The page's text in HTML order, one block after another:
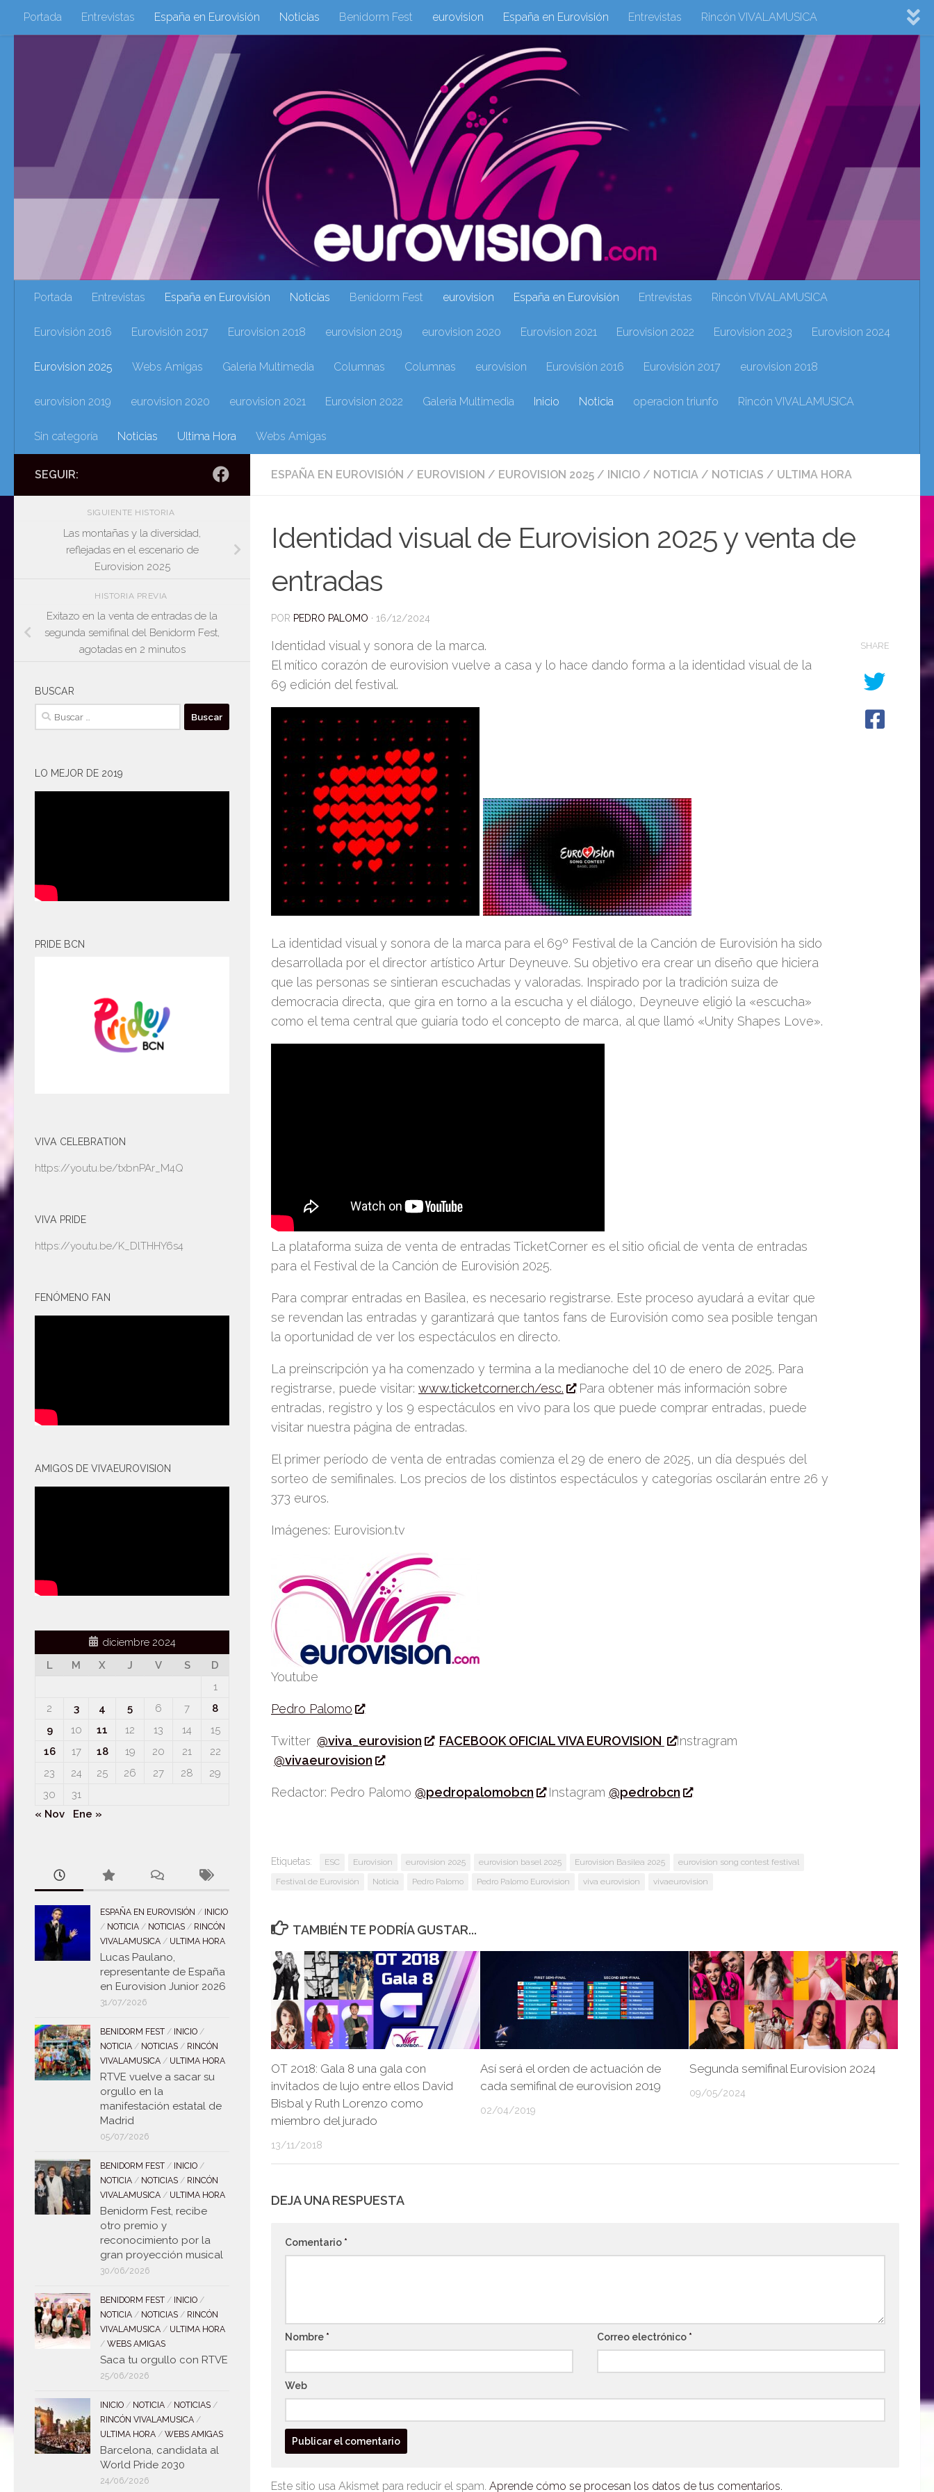
Saltar al contenido
Portada Entrevistas España en Eurovisión Noticias Benidorm Fest eurovision España en Eurovisión Entrevistas Rincón VIVALAMUSICA
Eurovisión 2016 Eurovisión 2017 Eurovision 2018 eurovision 2020 Eurovision 2021 Eurovision 2024
Eurovision 2025 Webs Amigas Galeria Multimedia Columnas Columnas eurovision Eurovisión 2016 eurovision 2018 eurovision 2019
eurovision 2020 eurovision 2021 Eurovision 2022 Galeria Multimedia Inicio Noticia operacion triunfo Rincón VIVALAMUSICA Sin categoría Noticias
Ultima Hora Webs Amigas
Portada Entrevistas España en Eurovisión Noticias Benidorm Fest eurovision España en Eurovisión Entrevistas Rincón VIVALAMUSICA
Eurovisión 2016 Eurovisión 2017 Eurovision 2018 eurovision 2019 eurovision 2020 Eurovision 2021 Eurovision 2022 Eurovision 2023 Eurovision 2024
Eurovision 2025 Webs Amigas Galeria Multimedia Columnas Columnas eurovision Eurovisión 2016 Eurovisión 2017 eurovision 2018
eurovision 2019 eurovision 2020 eurovision 2021 Eurovision 2022 Galeria Multimedia Inicio Noticia operacion triunfo Rincón VIVALAMUSICA
Sin categoría Noticias Ultima Hora Webs Amigas
ESPAÑA EN EUROVISIÓN / EUROVISION / EUROVISION 2025 / INICIO / NOTICIA / NOTICIAS / ULTIMA HORA
Identidad visual de Eurovision 2025 y venta de
entradas
POR PEDRO PALOMO · 16/12/2024
Identidad visual y sonora de la marca.
El mítico corazón de eurovision vuelve a casa y lo hace dando forma a la identidad visual de la
69 edición del festival.
La identidad visual y sonora de la marca para el 69º Festival de la Canción de Eurovisión ha sido
desarrollada por el director artístico Artur Deyneuve. Su objetivo era crear un diseño que hiciera
que las personas se sintieran escuchadas y valoradas. Inspirado por la tradición suiza de
democracia directa, que gira en torno a la escucha y el diálogo, Deyneuve eligió la «escucha»
como el tema central que guiaría todo el concepto de marca, al que llamó «Unity Shapes Love».
La plataforma suiza de venta de entradas TicketCorner es el sitio oficial de venta de entradas
para el Festival de la Canción de Eurovisión 2025.
Para comprar entradas en Basilea, es necesario registrarse. Este proceso ayudará a evitar que
se revendan las entradas y garantizará que tantos fans de Eurovisión como sea posible tengan
la oportunidad de ver los espectáculos en directo.
La preinscripción ya ha comenzado y termina a la medianoche del 10 de enero de 2025. Para
registrarse, puede visitar: www.ticketcorner.ch/esc.
Para obtener más información sobre
entradas, registro y los 9 espectáculos en vivo para los que puede comprar entradas, puede
visitar nuestra página de entradas.
El primer período de venta de entradas comienza el 29 de enero de 2025, un día después del
sorteo de semifinales. Los precios de los distintos espectáculos y categorías oscilarán entre 26 y
373 euros.
Imágenes: Eurovision.tv
Youtube
Pedro Palomo
Twitter @viva_eurovision FACEBOOK OFICIAL VIVA EUROVISION
Instragram
@vivaeurovision
Redactor: Pedro Palomo @pedropalomobcn Instagram @pedrobcn
SHARE
Etiquetas: ESC Eurovision eurovision 2025 eurovision basel 2025 Eurovision Basilea 2025
eurovision song contest festival
Festival de Eurovisión
Noticia Pedro Palomo Pedro Palomo Eurovision viva eurovision vivaeurovision
TAMBIÉN TE PODRÍA GUSTAR...
OT 2018: Gala 8 una gala con
invitados de lujo entre ellos David
Bisbal y Ruth Lorenzo como
miembro del jurado
13/11/2018
Así será el orden de actuación de
cada semifinal de eurovision 2019
02/04/2019
Segunda semifinal Eurovision 2024
09/05/2024
DEJA UNA RESPUESTA
Comentario *
Nombre * Correo electrónico *
Web
Este sitio usa Akismet para reducir el spam. Aprende cómo se procesan los datos de tus comentarios.
SEGUIR:
SIGUIENTE HISTORIA
Las montañas y la diversidad,
reflejadas en el escenario de
Eurovision 2025
HISTORIA PREVIA
Exitazo en la venta de entradas de la
segunda semifinal del Benidorm Fest,
agotadas en 2 minutos
BUSCAR
Buscar:
LO MEJOR DE 2019
PRIDE BCN
VIVA CELEBRATION
https://youtu.be/txbnPAr_M4Q
VIVA PRIDE
https://youtu.be/K_DlTHHY6s4
FENÓMENO FAN
AMIGOS DE VIVAEUROVISION
diciembre 2024
L
M X J V S
D
1
2
3 4 5 6 7
8
9
10 11 12 13 14
15
16
17 18 19 20 21
22
23
24 25 26 27 28
29
30
31
« Nov
Ene »
ESPAÑA EN EUROVISIÓN / INICIO
/ NOTICIA / NOTICIAS / RINCÓN
VIVALAMUSICA / ULTIMA HORA
Lucas Paulano,
representante de España
en Eurovision Junior 2026
31/07/2026
BENIDORM FEST / INICIO /
NOTICIA / NOTICIAS / RINCÓN
VIVALAMUSICA / ULTIMA HORA
RTVE vuelve a sacar su
orgullo en la
manifestación estatal de
Madrid
05/07/2026
BENIDORM FEST / INICIO /
NOTICIA / NOTICIAS / RINCÓN
VIVALAMUSICA / ULTIMA HORA
Benidorm Fest, recibe
otro premio y
reconocimiento por la
gran proyección musical
30/06/2026
BENIDORM FEST / INICIO /
NOTICIA / NOTICIAS / RINCÓN
VIVALAMUSICA / ULTIMA HORA
/ WEBS AMIGAS
Saca tu orgullo con RTVE
25/06/2026
INICIO / NOTICIA / NOTICIAS /
RINCÓN VIVALAMUSICA /
ULTIMA HORA / WEBS AMIGAS
Barcelona, candidata al
World Pride 2030
24/06/2026